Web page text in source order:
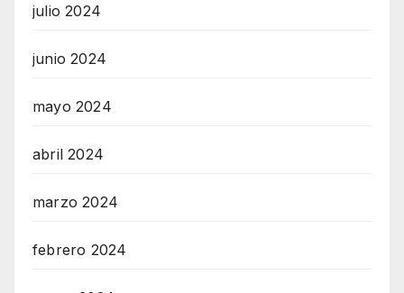
julio 2024
junio 2024
mayo 2024
abril 2024
marzo 2024
febrero 2024